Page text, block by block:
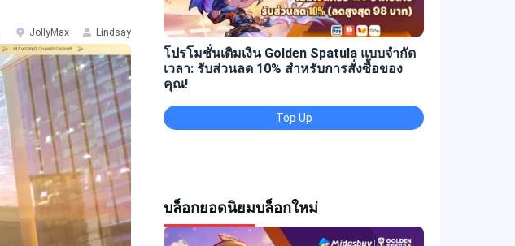
JollyMax Lindsay
โปรโมชั่นเติมเงิน Golden Spatula แบบจำกัด
เวลา: รับส่วนลด 10% สำหรับการสั่งซื้อของ
คุณ!
Top Up
บล็อกยอดนิยมบล็อกใหม่